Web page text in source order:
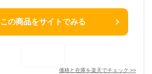
この商品をサイトでみる
価格と在庫を楽天でチェック >>